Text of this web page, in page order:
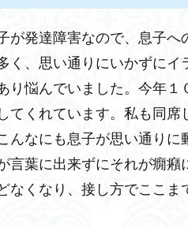
が発達障害なので、息子
く、思い通りにいかずに
り悩んでいました。今年
てくれています。私も同
んなにも息子が思い通りに
言葉に出来ずにそれが癇
なくなり、接し方でここま